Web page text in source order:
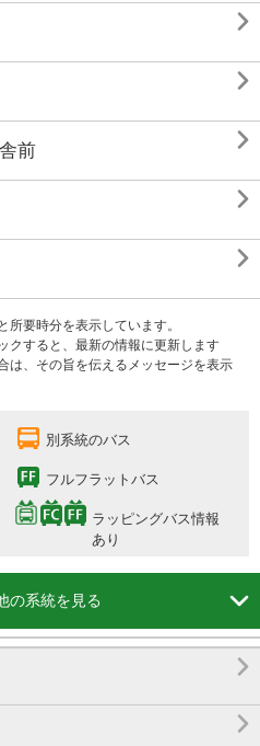


前 


所要時分を表示しています。
クすると、最新の情報に更新します
は、その旨を伝えるメッセージを表示
別系統のバス
フルフラットバス
ラッピングバス情報
あり
の系統を見る 

